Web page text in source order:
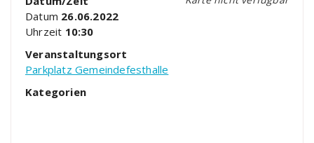
Datum 26.06.2022
Uhrzeit 10:30
Veranstaltungsort
Parkplatz Gemeindefesthalle
Kategorien